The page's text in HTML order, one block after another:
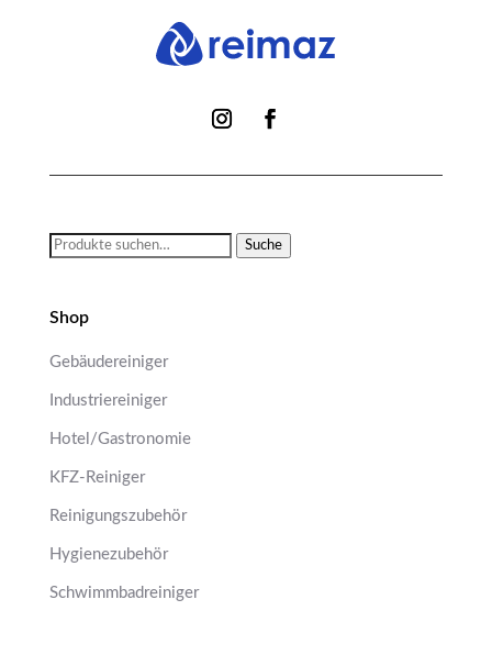
Suche
nach:
Suche
Shop
Gebäudereiniger
Industriereiniger
Hotel/Gastronomie
KFZ-Reiniger
Reinigungszubehör
Hygienezubehör
Schwimmbadreiniger